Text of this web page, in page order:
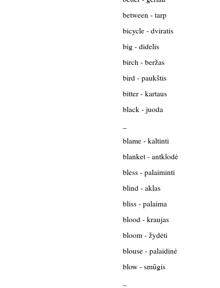
between - tarp
bicycle - dviratis
big - didelis
birch - beržas
bird - paukštis
bitter - kartaus
black - juoda
blame - kaltinti
blanket - antklodė
bless - palaiminti
blind - aklas
bliss - palaima
blood - kraujas
bloom - žydėti
blouse - palaidinė
blow - smūgis